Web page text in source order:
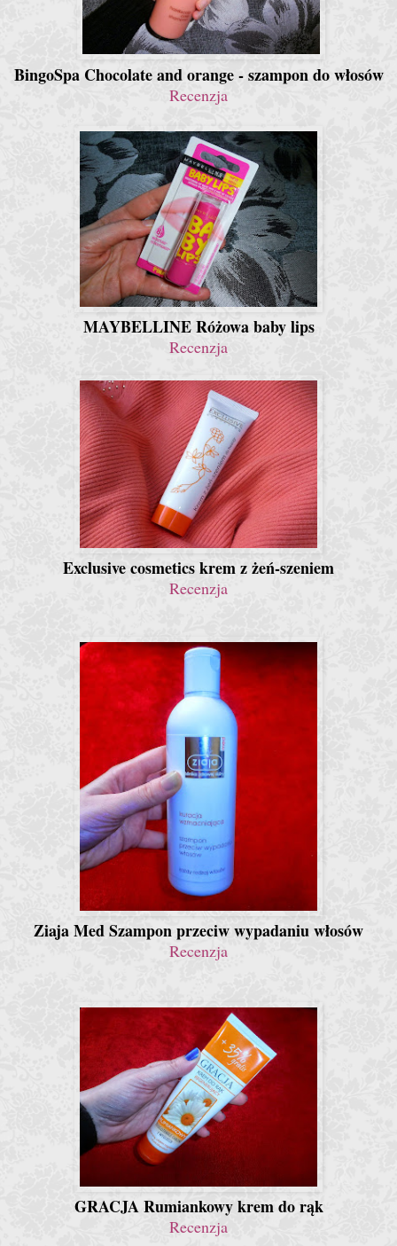
BingoSpa Chocolate and orange - szampon do włosów
Recenzja
MAYBELLINE Różowa baby lips
Recenzja
Exclusive cosmetics krem z żeń-szeniem
Recenzja
Ziaja Med Szampon przeciw wypadaniu włosów
Recenzja
GRACJA Rumiankowy krem do rąk
Recenzja